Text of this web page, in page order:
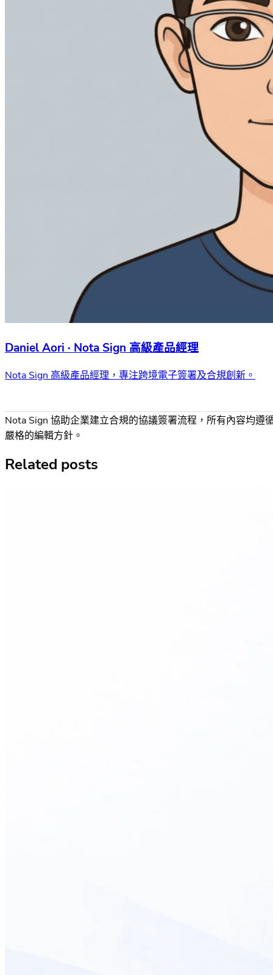
Daniel Aori · Nota Sign 高級產品經理
Nota Sign 高級產品經理，專注跨境電子簽署及合規創新。
Nota Sign 協助企業建立合規的協議簽署流程，所有內容均遵
嚴格的編輯方針。
Related posts